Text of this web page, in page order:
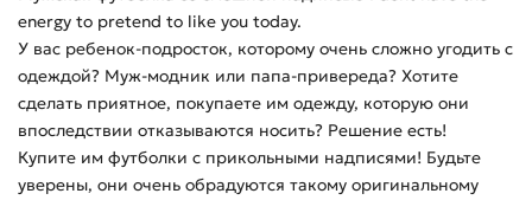
energy to pretend to like you today.
У вас ребенок-подросток, которому очень сложно угодить с
одеждой? Муж-модник или папа-привереда? Хотите
сделать приятное, покупаете им одежду, которую они
впоследствии отказываются носить? Решение есть!
Купите им футболки с прикольными надписями! Будьте
уверены, они очень обрадуются такому оригинальному